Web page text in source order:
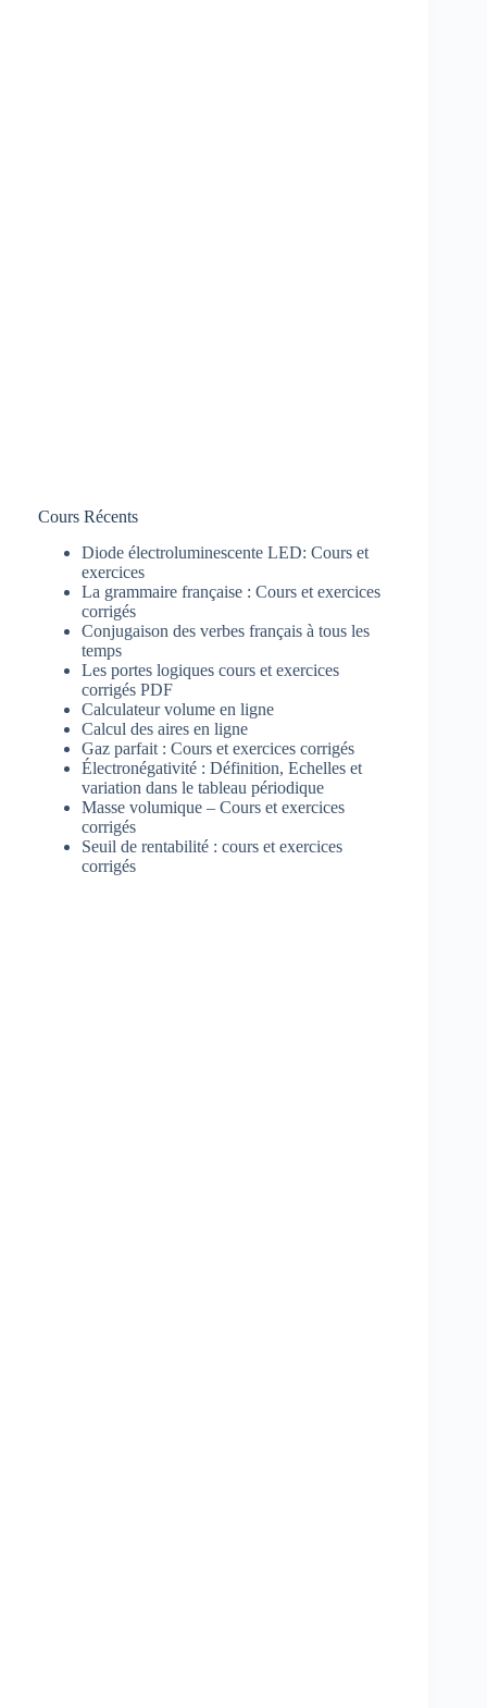
Cours Récents
Diode électroluminescente LED: Cours et
exercices
La grammaire française : Cours et exercices
corrigés
Conjugaison des verbes français à tous les
temps
Les portes logiques cours et exercices
corrigés PDF
Calculateur volume en ligne
Calcul des aires en ligne
Gaz parfait : Cours et exercices corrigés
Électronégativité : Définition, Echelles et
variation dans le tableau périodique
Masse volumique – Cours et exercices
corrigés
Seuil de rentabilité : cours et exercices
corrigés